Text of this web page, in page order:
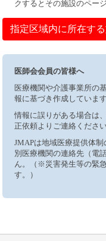
クするとその施設のペー
指定区域内に所在す
医師会会員の皆様へ
医療機関や介護事業所の
報に基づき作成しています
情報に誤りがある場合は
正依頼よりご連絡ください
JMAPは地域医療提供体
別医療機関の連絡先（電
ん。（※災害発生等の緊
す。）